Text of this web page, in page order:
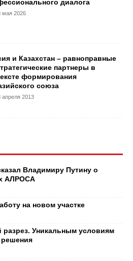
диалога
мая 2026
и Казахстан – равноправные
партнеры в
формирования
союза
апреля 2013
Владимиру Путину о
АЛРОСА
на новом участке
Уникальным условиям